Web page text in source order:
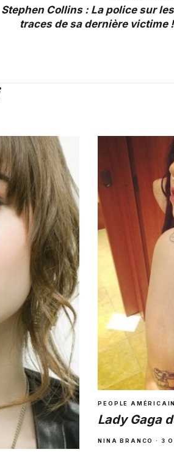
Stephen Collins : La police sur les
traces de sa dernière victime !
PEOPLE
Lady Gaga
NINA BRANCO · 3